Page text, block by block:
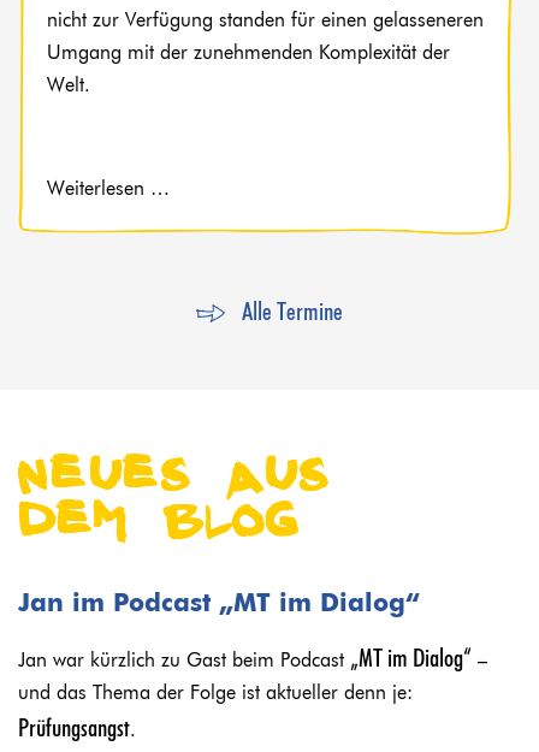
nicht zur Verfügung standen für einen gelasseneren
Umgang mit der zunehmenden Komplexität der
Welt.
Weiterlesen …
Alle Termine
Neues aus
dem Blog
Jan im Podcast „MT im Dialog“
Jan war kürzlich zu Gast beim Podcast „MT im Dialog“ –
und das Thema der Folge ist aktueller denn je:
Prüfungsangst.